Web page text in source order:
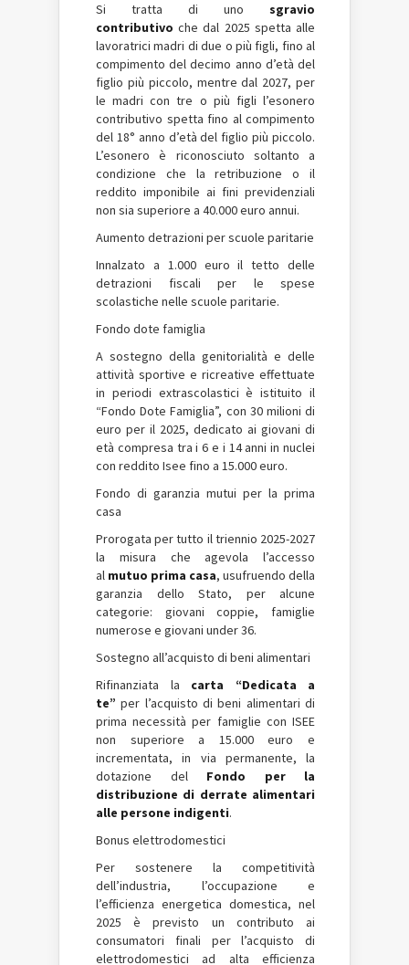
Si tratta di uno sgravio
contributivo che dal 2025 spetta alle
lavoratrici madri di due o più figli, fino al
compimento del decimo anno d’età del
figlio più piccolo, mentre dal 2027, per
le madri con tre o più figli l’esonero
contributivo spetta fino al compimento
del 18° anno d’età del figlio più piccolo.
L’esonero è riconosciuto soltanto a
condizione che la retribuzione o il
reddito imponibile ai fini previdenziali
non sia superiore a 40.000 euro annui.
Aumento detrazioni per scuole paritarie
Innalzato a 1.000 euro il tetto delle
detrazioni fiscali per le spese
scolastiche nelle scuole paritarie.
Fondo dote famiglia
A sostegno della genitorialità e delle
attività sportive e ricreative effettuate
in periodi extrascolastici è istituito il
“Fondo Dote Famiglia”, con 30 milioni di
euro per il 2025, dedicato ai giovani di
età compresa tra i 6 e i 14 anni in nuclei
con reddito Isee fino a 15.000 euro.
Fondo di garanzia mutui per la prima
casa
Prorogata per tutto il triennio 2025-2027
la misura che agevola l’accesso
al mutuo prima casa, usufruendo della
garanzia dello Stato, per alcune
categorie: giovani coppie, famiglie
numerose e giovani under 36.
Sostegno all’acquisto di beni alimentari
Rifinanziata la carta “Dedicata a
te” per l’acquisto di beni alimentari di
prima necessità per famiglie con ISEE
non superiore a 15.000 euro e
incrementata, in via permanente, la
dotazione del Fondo per la
distribuzione di derrate alimentari
alle persone indigenti.
Bonus elettrodomestici
Per sostenere la competitività
dell’industria, l’occupazione e
l’efficienza energetica domestica, nel
2025 è previsto un contributo ai
consumatori finali per l’acquisto di
elettrodomestici ad alta efficienza